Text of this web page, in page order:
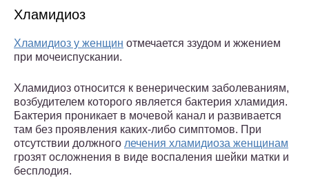
Хламидиоз
Хламидиоз у женщин отмечается ззудом и жжением
при мочеиспускании.
Хламидиоз относится к венерическим заболеваниям,
возбудителем которого является бактерия хламидия.
Бактерия проникает в мочевой канал и развивается
там без проявления каких-либо симптомов. При
отсутствии должного лечения хламидиоза женщинам
грозят осложнения в виде воспаления шейки матки и
бесплодия.